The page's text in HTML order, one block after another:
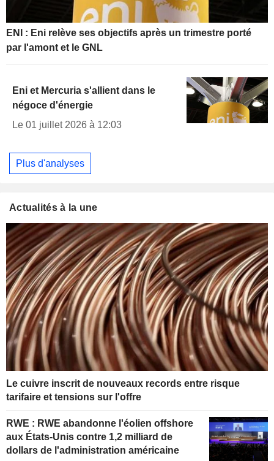
ENI : Eni relève ses objectifs après un trimestre porté
par l'amont et le GNL
Eni et Mercuria s'allient dans le
négoce d'énergie
Le 01 juillet 2026 à 12:03
Plus d'analyses
Actualités à la une
Le cuivre inscrit de nouveaux records entre risque
tarifaire et tensions sur l'offre
RWE : RWE abandonne l'éolien offshore
aux États-Unis contre 1,2 milliard de
dollars de l'administration américaine